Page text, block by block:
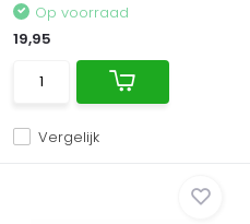
Vergelijk
Op voorraad
19,95